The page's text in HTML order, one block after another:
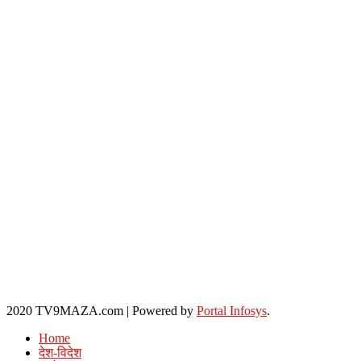
2020 TV9MAZA.com | Powered by Portal Infosys.
Home
देश-विदेश